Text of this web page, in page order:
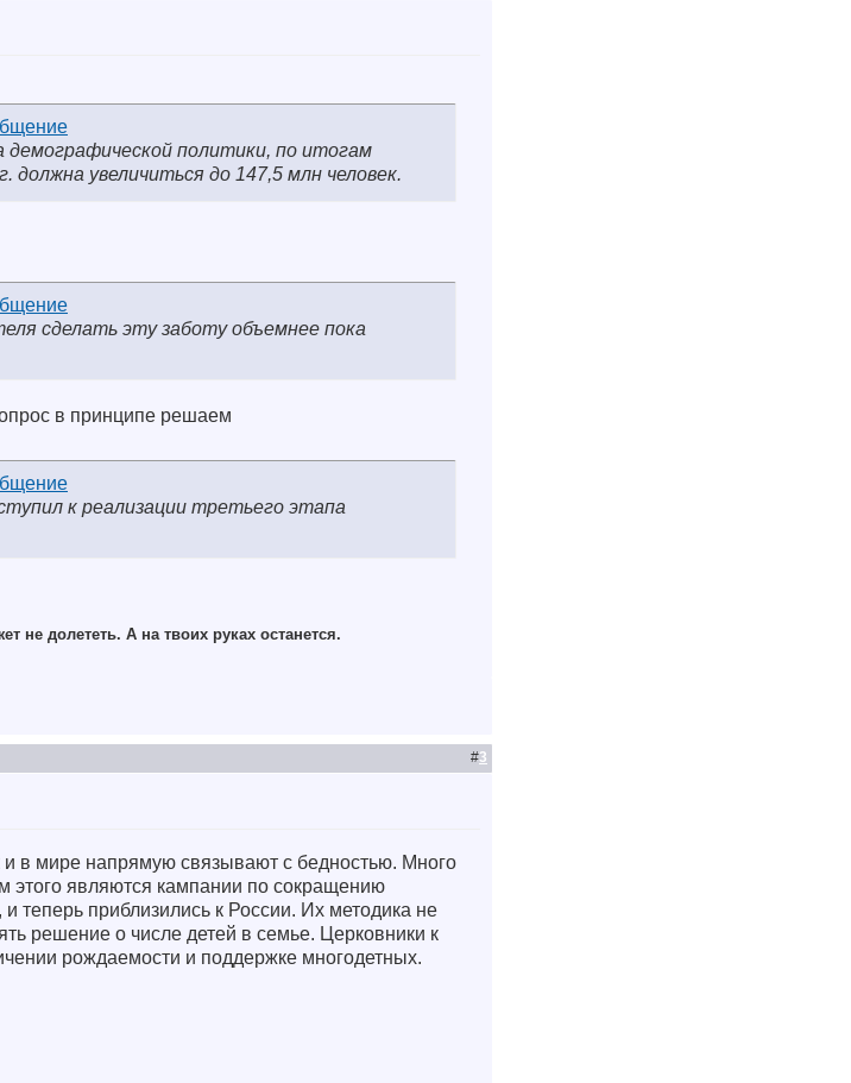
политики, по итогам
должна увеличиться до 147,5 млн человек.
сделать эту заботу объемнее пока
в принципе решаем
к реализации третьего этапа
не долететь. А на твоих руках останется.
#3
и в мире напрямую связывают с бедностью. Много
этого являются кампании по сокращению
теперь приблизились к России. Их методика не
решение о числе детей в семье. Церковники к
рождаемости и поддержке многодетных.